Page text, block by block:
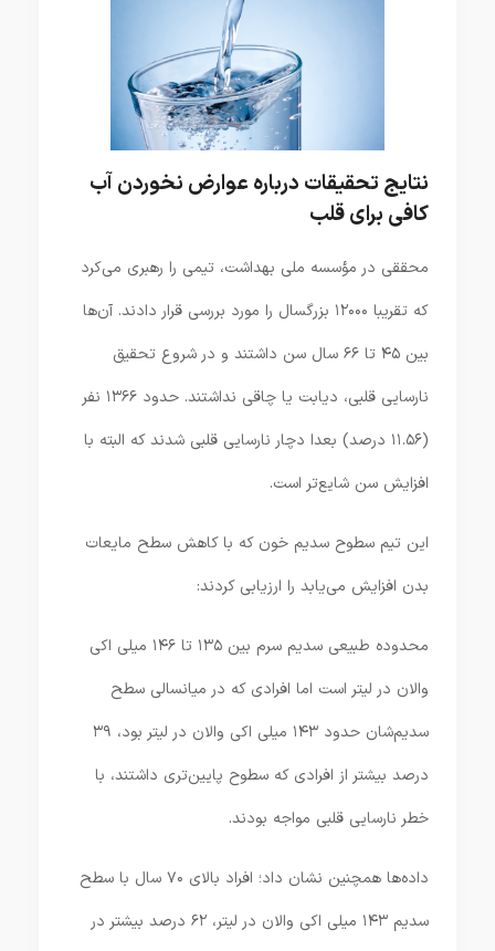
نتایج تحقیقات درباره عوارض نخوردن آب
کافی برای قلب
محققی در مؤسسه ملی بهداشت، تیمی را رهبری می‌کرد
که تقریبا ۱۲۰۰۰ بزرگسال را مورد بررسی قرار دادند. آن‌ها
بین ۴۵ تا ۶۶ سال سن داشتند و در شروع تحقیق
نارسایی قلبی، دیابت یا چاقی نداشتند. حدود ۱۳۶۶ نفر
(۱۱.۵۶ درصد) بعدا دچار نارسایی قلبی شدند که البته با
افزایش سن شایع‌تر است.
این تیم سطوح سدیم خون که با کاهش سطح مایعات
بدن افزایش می‌یابد را ارزیابی کردند:
محدوده طبیعی سدیم سرم بین ۱۳۵ تا ۱۴۶ میلی اکی
والان در لیتر است اما افرادی که در میانسالی سطح
سدیم‌شان حدود ۱۴۳ میلی اکی والان در لیتر بود، ۳۹
درصد بیشتر از افرادی که سطوح پایین‌تری داشتند، با
خطر نارسایی قلبی مواجه بودند.
داده‌ها همچنین نشان داد؛ افراد بالای ۷۰ سال با سطح
سدیم ۱۴۳ میلی اکی والان در لیتر، ۶۲ درصد بیشتر در